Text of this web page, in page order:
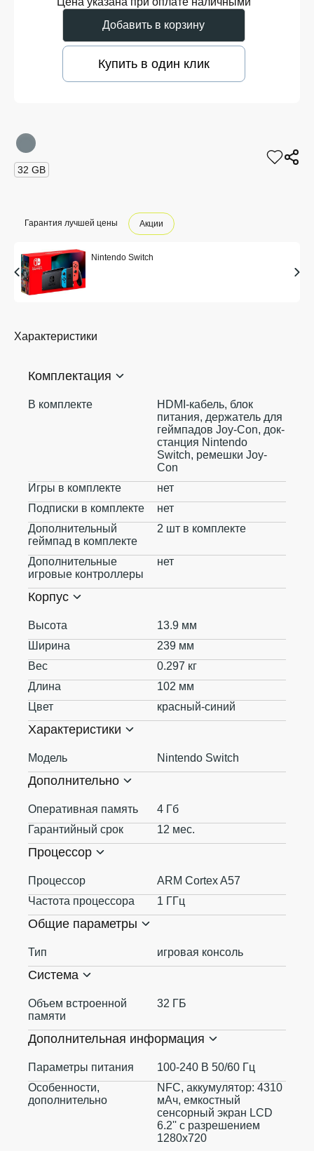
Добавить в корзину
Купить в один клик
32 GB
Гарантия лучшей цены Акции
Nintendo Switch
Характеристики
Комплектация
В комплекте
HDMI-кабель, блок
питания, держатель для
геймпадов Joy-Con, док-
станция Nintendo
Switch, ремешки Joy-
Con
Игры в комплекте
нет
Подписки в комплекте
нет
Дополнительный
геймпад в комплекте
2 шт в комплекте
Дополнительные
игровые контроллеры
нет
Корпус
Высота
13.9 мм
Ширина
239 мм
Вес
0.297 кг
Длина
102 мм
Цвет
красный-синий
Характеристики
Модель Nintendo Switch
Дополнительно
Оперативная память
4 Гб
Гарантийный срок
12 мес.
Процессор
Процессор
ARM Cortex A57
Частота процессора
1 ГГц
Общие параметры
Тип игровая консоль
Система
Объем встроенной
памяти
32 ГБ
Дополнительная информация
Параметры питания
100-240 В 50/60 Гц
Особенности,
дополнительно
NFC, аккумулятор: 4310
мАч, емкостный
сенсорный экран LCD
6.2'' с разрешением
1280x720